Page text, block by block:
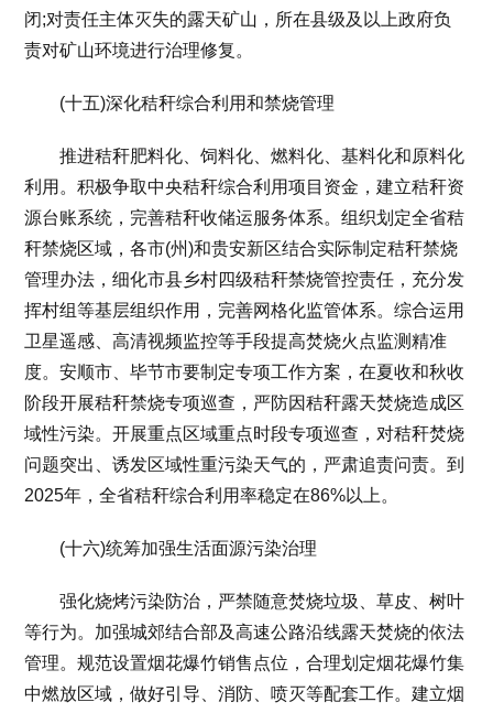
闭;对责任主体灭失的露天矿山，所在县级及以上政府负
责对矿山环境进行治理修复。
(十五)深化秸秆综合利用和禁烧管理
推进秸秆肥料化、饲料化、燃料化、基料化和原料化
利用。积极争取中央秸秆综合利用项目资金，建立秸秆资
源台账系统，完善秸秆收储运服务体系。组织划定全省秸
秆禁烧区域，各市(州)和贵安新区结合实际制定秸秆禁烧
管理办法，细化市县乡村四级秸秆禁烧管控责任，充分发
挥村组等基层组织作用，完善网格化监管体系。综合运用
卫星遥感、高清视频监控等手段提高焚烧火点监测精准
度。安顺市、毕节市要制定专项工作方案，在夏收和秋收
阶段开展秸秆禁烧专项巡查，严防因秸秆露天焚烧造成区
域性污染。开展重点区域重点时段专项巡查，对秸秆焚烧
问题突出、诱发区域性重污染天气的，严肃追责问责。到
2025年，全省秸秆综合利用率稳定在86%以上。
(十六)统筹加强生活面源污染治理
强化烧烤污染防治，严禁随意焚烧垃圾、草皮、树叶
等行为。加强城郊结合部及高速公路沿线露天焚烧的依法
管理。规范设置烟花爆竹销售点位，合理划定烟花爆竹集
中燃放区域，做好引导、消防、喷灭等配套工作。建立烟